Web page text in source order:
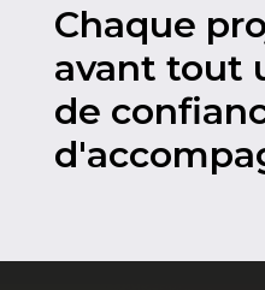
Chaque
avant tout
de